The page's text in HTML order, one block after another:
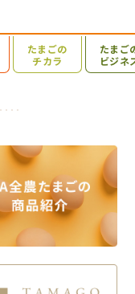
たまごの
チカラ
たまご
ビジネ